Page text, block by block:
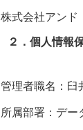
株式会社アンド
２．個人情報
管理者職名：臼
所属部署：デー